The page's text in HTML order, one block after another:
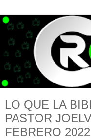
LO QUE LA
PASTOR
FEBRERO 2022